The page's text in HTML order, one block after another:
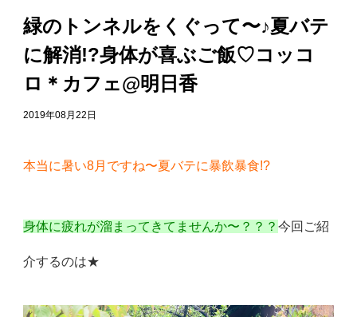
緑のトンネルをくぐって〜♪夏バテ
に解消!?身体が喜ぶご飯♡コッコ
ロ＊カフェ@明日香
2019年08月22日
本当に暑い8月ですね〜夏バテに暴飲暴食!?
身体に疲れが溜まってきてませんか〜？？？今回ご紹
介するのは★